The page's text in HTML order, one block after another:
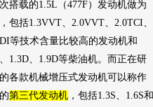
次搭载的1.5L（477F） 发动机做为
包括1.3VVT、2.0VVT、2.0TCI、
等技术含量比较高的发动机和
1.3D、1.9D等柴油机。而正在研
各款机械增压式发动机可以称作
的第三代发动机 ，包括1.3S、1.6S和